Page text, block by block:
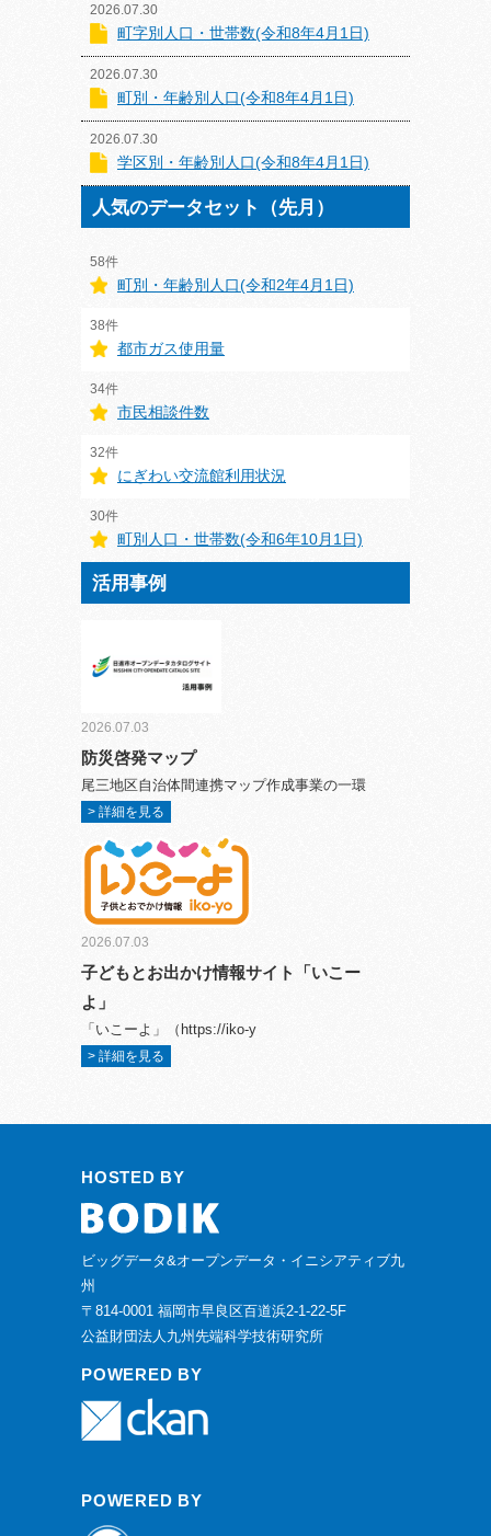
2026.07.30
町字別人口・世帯数(令和8年4月1日)
2026.07.30
町別・年齢別人口(令和8年4月1日)
2026.07.30
学区別・年齢別人口(令和8年4月1日)
人気のデータセット（先月）
58件
町別・年齢別人口(令和2年4月1日)
38件
都市ガス使用量
34件
市民相談件数
32件
にぎわい交流館利用状況
30件
町別人口・世帯数(令和6年10月1日)
活用事例
2026.07.03
防災啓発マップ
尾三地区自治体間連携マップ作成事業の一環
> 詳細を見る
2026.07.03
子どもとお出かけ情報サイト「いこー
よ」
「いこーよ」（https://iko-y
> 詳細を見る
HOSTED BY
ビッグデータ&オープンデータ・イニシアティブ九
州
〒814-0001 福岡市早良区百道浜2-1-22-5F
公益財団法人九州先端科学技術研究所
POWERED BY
POWERED BY